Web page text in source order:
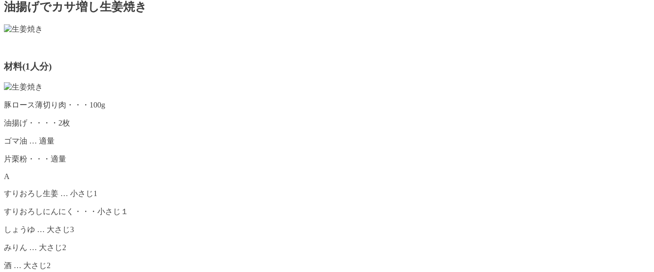
油揚げでカサ増し生姜焼き
材料(1人分)
豚ロース薄切り肉・・・100g
油揚げ・・・・2枚
ゴマ油 … 適量
片栗粉・・・適量
A
すりおろし生姜 … 小さじ1
すりおろしにんにく・・・小さじ１
しょうゆ … 大さじ3
みりん … 大さじ2
酒 … 大さじ2